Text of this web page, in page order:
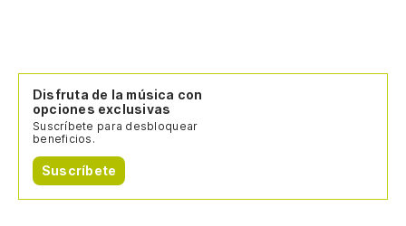
Disfruta de la música con
opciones exclusivas
Suscríbete para desbloquear
beneficios.
Suscríbete